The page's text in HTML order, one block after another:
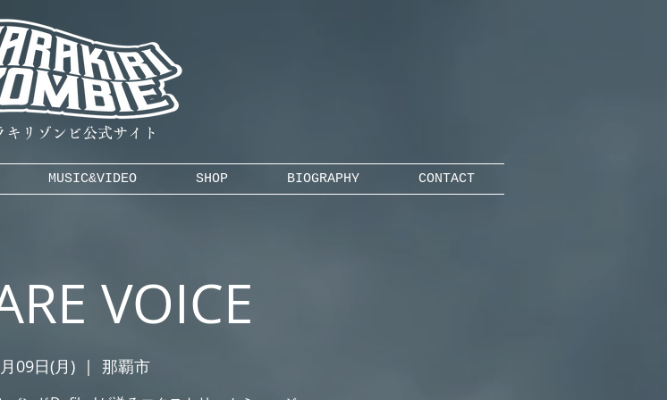
キリゾンビ公式サイト
MUSIC&VIDEO SHOP BIOGRAPHY CONTACT
VOICE
09日(月)
  |
那覇市